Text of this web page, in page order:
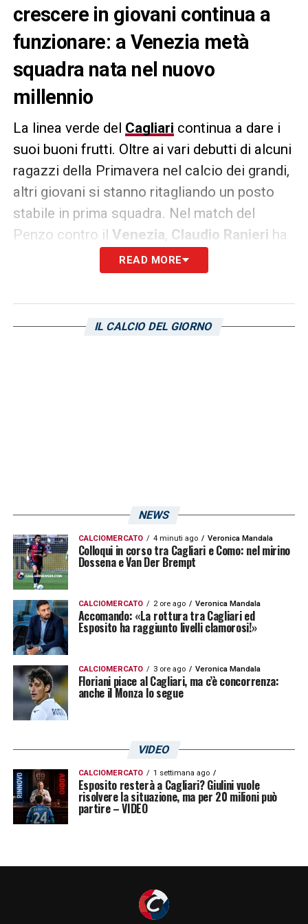
crescere in giovani continua a
funzionare: a Venezia metà
squadra nata nel nuovo
millennio
La linea verde del Cagliari continua a dare i
suoi buoni frutti. Oltre ai vari debutti di alcuni
ragazzi della Primavera nel calcio dei grandi,
altri giovani si stanno ritagliando un posto
stabile in prima squadra. Nel match del
Penzo contro il Venezia, Claudio Ranieri ha
mandato in campo metà squadra nata dopo
Zappa,Lella,Kourfalidis
giovani che continua a vele spiegate. Lo
READ MORE
IL CALCIO DEL GIORNO
NEWS
CALCIOMERCATO 4 minuti ago Veronica Mandala
Colloqui in corso tra Cagliari e Como: nel mirino
Dossena e Van Der Brempt
CALCIOMERCATO 2 ore ago Veronica Mandala
Accomando: «La rottura tra Cagliari ed
Esposito ha raggiunto livelli clamorosi!»
CALCIOMERCATO 3 ore ago Veronica Mandala
Floriani piace al Cagliari, ma c’è concorrenza:
anche il Monza lo segue
VIDEO
CALCIOMERCATO 1 settimana ago
Esposito resterà a Cagliari? Giulini vuole
risolvere la situazione, ma per 20 milioni può
partire – VIDEO